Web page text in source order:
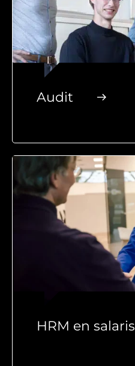
Audit
HRM en salaris